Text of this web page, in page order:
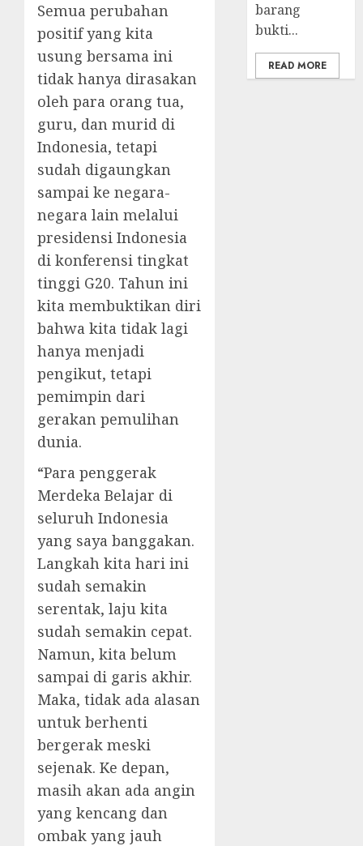
Semua perubahan
positif yang kita
usung bersama ini
tidak hanya dirasakan
oleh para orang tua,
guru, dan murid di
Indonesia, tetapi
sudah digaungkan
sampai ke negara-
negara lain melalui
presidensi Indonesia
di konferensi tingkat
tinggi G20. Tahun ini
kita membuktikan diri
bahwa kita tidak lagi
hanya menjadi
pengikut, tetapi
pemimpin dari
gerakan pemulihan
dunia.
“Para penggerak
Merdeka Belajar di
seluruh Indonesia
yang saya banggakan.
Langkah kita hari ini
sudah semakin
serentak, laju kita
sudah semakin cepat.
Namun, kita belum
sampai di garis akhir.
Maka, tidak ada alasan
untuk berhenti
bergerak meski
sejenak. Ke depan,
masih akan ada angin
yang kencang dan
ombak yang jauh
barang
bukti...
READ MORE